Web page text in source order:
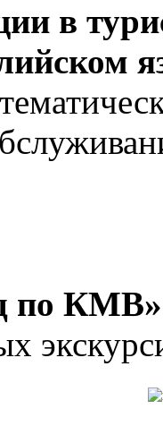
в
по КМВ»